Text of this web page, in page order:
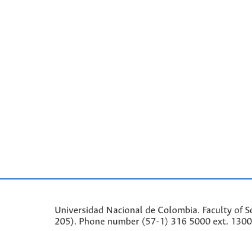
Universidad Nacional de Colombia. Faculty of
205). Phone number (57-1) 316 5000 ext.